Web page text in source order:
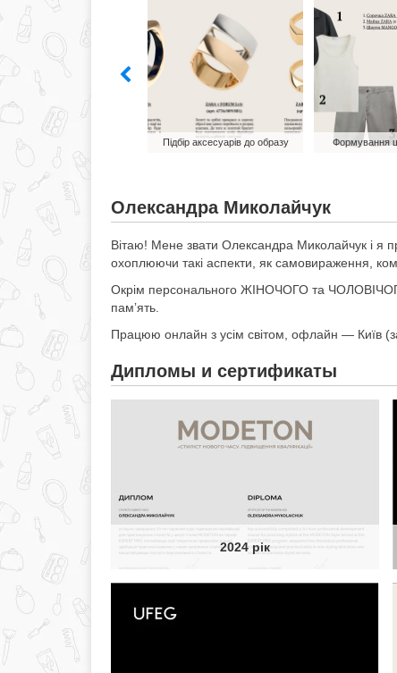
Fashion Week FW
Підбір аксесуарів до образу Формування
Олександра Миколайчук
Вітаю! Мене звати Олександра Миколайчук і я
охоплюючи такі аспекти, як самовираження,
Окрім персонального ЖІНОЧОГО та ЧОЛОВІЧОГО
памʼять.
Працюю онлайн з усім світом, офлайн — Київ
Дипломы и сертификаты
2024 рік